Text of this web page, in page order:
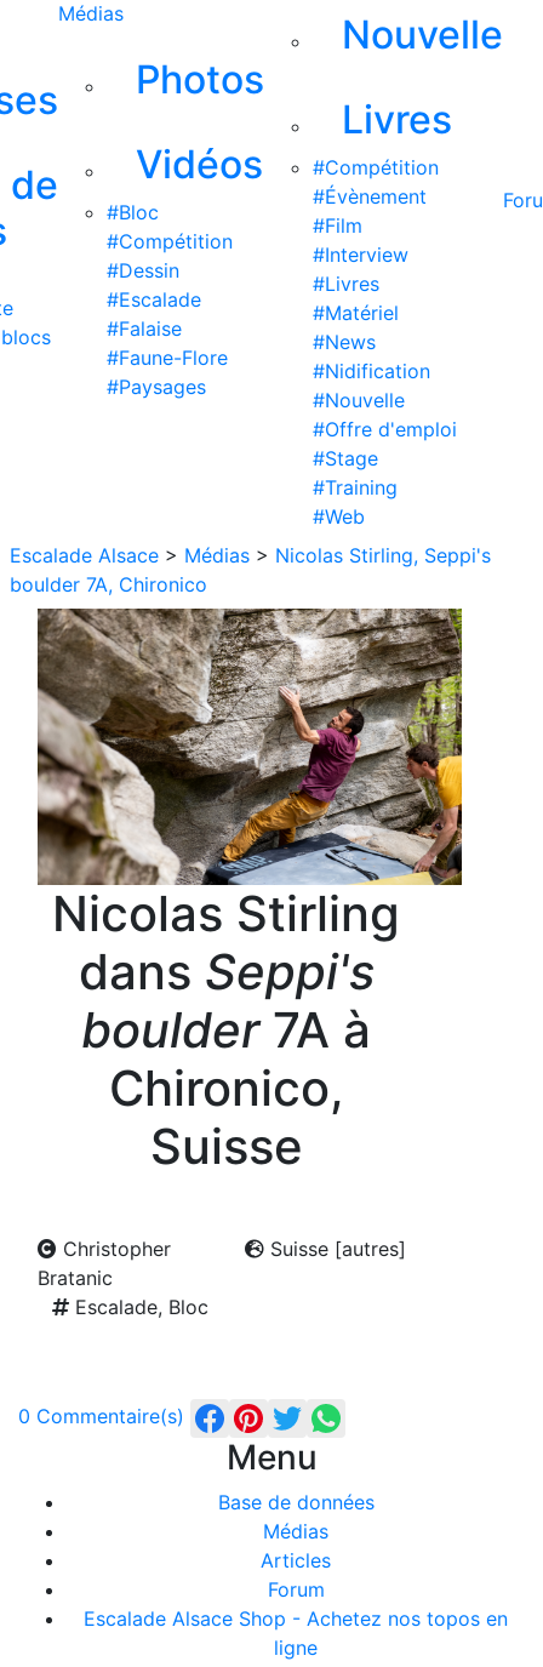
de
Médias
Photos
Vidéos
#Bloc
#Compétition
#Dessin
#Escalade
#Falaise
#Faune-Flore
#Paysages
Nouvelle
Livres
#Compétition
#Évènement
#Film
#Interview
#Livres
#Matériel
#News
#Nidification
#Nouvelle
#Offre d'emploi
#Stage
#Training
#Web
Escalade Alsace > Médias > Nicolas Stirling, Seppi's
boulder 7A, Chironico
Nicolas Stirling
dans Seppi's
boulder7A à
Chironico,
Suisse
Christopher
Bratanic
Suisse [autres]
Escalade, Bloc
0 Commentaire(s)
Menu
Base de données
Médias
Articles
Forum
Escalade Alsace Shop - Achetez nos topos en
ligne